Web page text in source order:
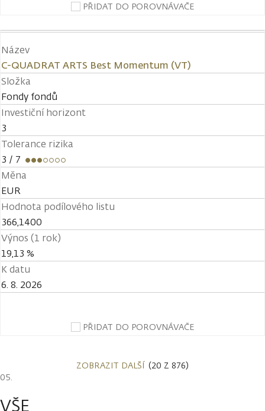
PŘIDAT DO POROVNÁVAČE
Název
C-QUADRAT ARTS Best Momentum (VT)
Složka
Fondy fondů
Investiční horizont
3
Tolerance rizika
3 / 7
Měna
EUR
Hodnota podílového listu
366,1400
Výnos (1 rok)
19,13 %
K datu
6. 8. 2026
PŘIDAT DO POROVNÁVAČE
ZOBRAZIT DALŠÍ (20 Z 876)
VŠE